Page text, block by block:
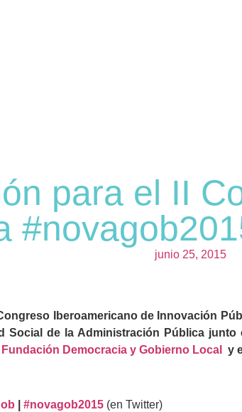
para el II
junio 25, 2015
Iberoamericano de Innovación
Social de la Administración Pública
Fundación Democracia y Gobierno Local y
#novagob2015 (en Twitter)